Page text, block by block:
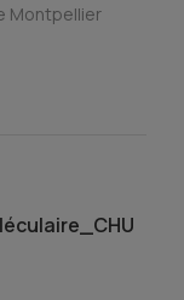
Montpellier